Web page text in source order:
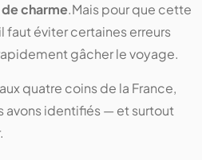
charme.Mais pour que cette
faut éviter certaines erreurs
gâcher le voyage.
quatre coins de la France,
avons identifiés — et surtout